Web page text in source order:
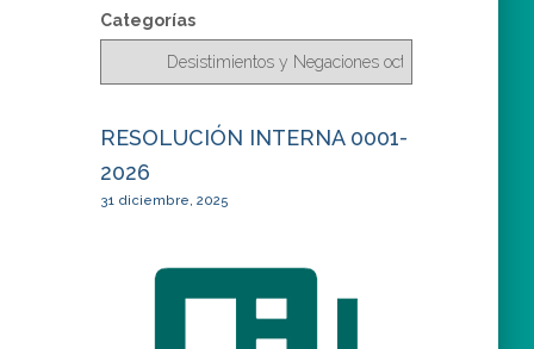
c
a
Categorías
RESOLUCIÓN INTERNA 0001-
2026
31 diciembre, 2025